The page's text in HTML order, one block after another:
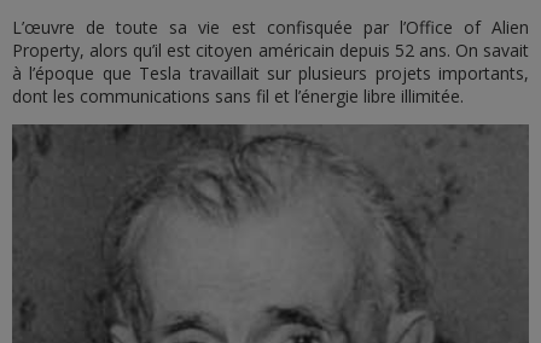
L’œuvre de toute sa vie est confisquée par l’Office of Alien
Property, alors qu’il est citoyen américain depuis 52 ans. On savait
à l’époque que Tesla travaillait sur plusieurs projets importants,
dont les communications sans fil et l’énergie libre illimitée.